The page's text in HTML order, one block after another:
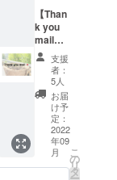
野菜で、栽
培の難しさ
や個性的な
形から市場
への出荷は
困難であ
パーに並ぶ
ことはほと
んどありま
【Than
k you
mail】
私たち
のお礼
メッ
セージ
をメー
ルで送
信いた
します
※価格は
消費税
支援
者：
5人
お届
け予
定：
2022
年09
月
こ
の
リ
タ